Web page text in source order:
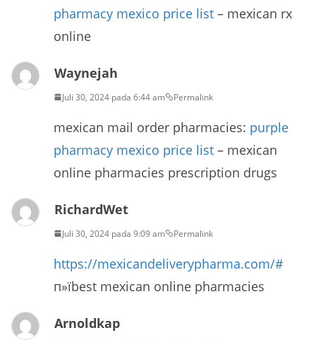
pharmacy mexico price list – mexican rx
online
Waynejah
Juli 30, 2024 pada 6:44 am Permalink
mexican mail order pharmacies: purple
pharmacy mexico price list – mexican
online pharmacies prescription drugs
RichardWet
Juli 30, 2024 pada 9:09 am Permalink
https://mexicandeliverypharma.com/#
п»їbest mexican online pharmacies
Arnoldkap